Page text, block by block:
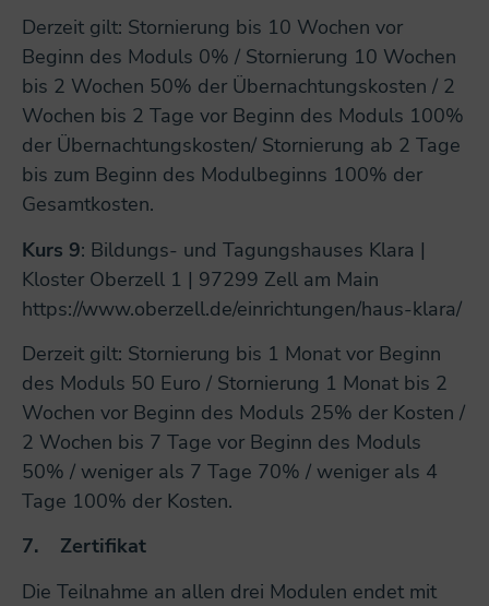
Derzeit gilt: Stornierung bis 10 Wochen vor
Beginn des Moduls 0% / Stornierung 10 Wochen
bis 2 Wochen 50% der Übernachtungskosten / 2
Wochen bis 2 Tage vor Beginn des Moduls 100%
der Übernachtungskosten/ Stornierung ab 2 Tage
bis zum Beginn des Modulbeginns 100% der
Gesamtkosten.
Kurs 9: Bildungs- und Tagungshauses Klara |
Kloster Oberzell 1 | 97299 Zell am Main
https://www.oberzell.de/einrichtungen/haus-klara/
Derzeit gilt: Stornierung bis 1 Monat vor Beginn
des Moduls 50 Euro / Stornierung 1 Monat bis 2
Wochen vor Beginn des Moduls 25% der Kosten /
2 Wochen bis 7 Tage vor Beginn des Moduls
50% / weniger als 7 Tage 70% / weniger als 4
Tage 100% der Kosten.
7.
Zertifikat
Die Teilnahme an allen drei Modulen endet mit